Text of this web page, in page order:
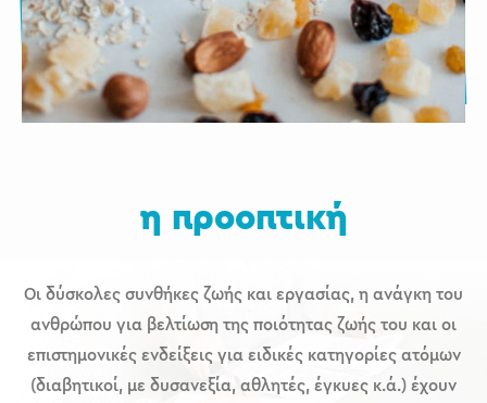
η προοπτική
Οι δύσκολες συνθήκες ζωής και εργασίας, η ανάγκη του
ανθρώπου για βελτίωση της ποιότητας ζωής του και οι
επιστημονικές ενδείξεις για ειδικές κατηγορίες ατόμων
(διαβητικοί, με δυσανεξία, αθλητές, έγκυες κ.ά.) έχουν